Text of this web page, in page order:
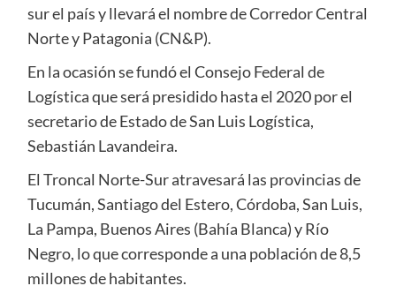
sur el país y llevará el nombre de Corredor Central
Norte y Patagonia (CN&P).
En la ocasión se fundó el Consejo Federal de
Logística que será presidido hasta el 2020 por el
secretario de Estado de San Luis Logística,
Sebastián Lavandeira.
El Troncal Norte-Sur atravesará las provincias de
Tucumán, Santiago del Estero, Córdoba, San Luis,
La Pampa, Buenos Aires (Bahía Blanca) y Río
Negro, lo que corresponde a una población de 8,5
millones de habitantes.